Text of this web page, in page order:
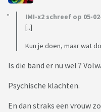
IMI-x2 schreef op 05-
[..]
Kun je doen, maar wat
Is die band er nu wel ?
Psychische klachten.
En dan straks een vrouw